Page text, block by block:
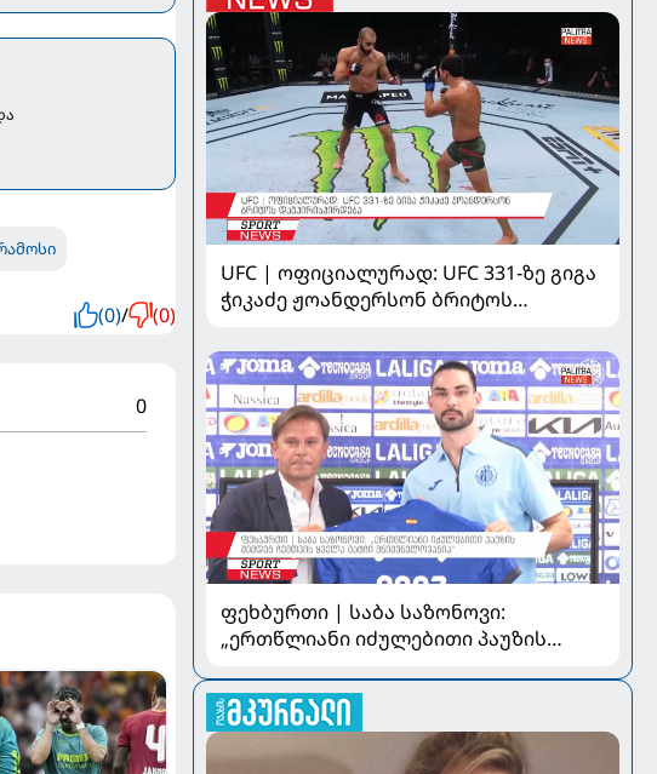
(0)/ (0)
0
UFC | ოფიციალურად: UFC 331-ზე გიგა
ჭიკაძე ჟოანდერსონ ბრიტოს
ფეხბურთი | საბა საზონოვი:
„ერთწლიანი იძულებითი პაუზის
მნიშვნელოვანია“